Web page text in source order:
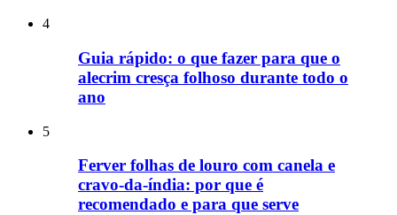
4
Guia rápido: o que fazer para que o
alecrim cresça folhoso durante todo o
ano
5
Ferver folhas de louro com canela e
cravo-da-índia: por que é
recomendado e para que serve